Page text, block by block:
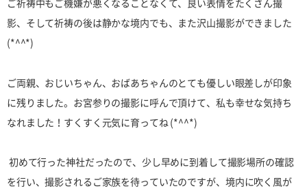
影、 そして祈祷の後は静かな境内でも、また沢山撮影ができました
(*^^*)
ご両親、おじいちゃん、おばあちゃんのとても優しい眼差しが印象
に残りました。 お宮参りの撮影に呼んで頂けて、私も幸せな気持ち
なれました！ すくすく元気に育ってね (*^^*)
初めて行った神社だったので、少し早めに到着して撮影場所の確認
を行い、撮影されるご家族を待っていたのですが、境内に吹く風が